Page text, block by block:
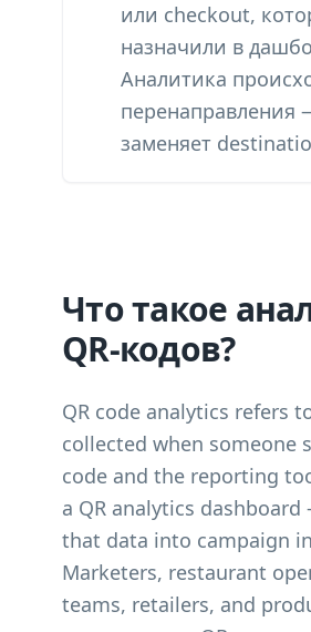
или checkout,
назначили в
Аналитика
перенаправления
заменяет
Что такое
QR-кодов?
QR code analytics refers
collected when someone
code and the reporting
a QR analytics
that data into campaign
Marketers, restaurant
teams, retailers, and